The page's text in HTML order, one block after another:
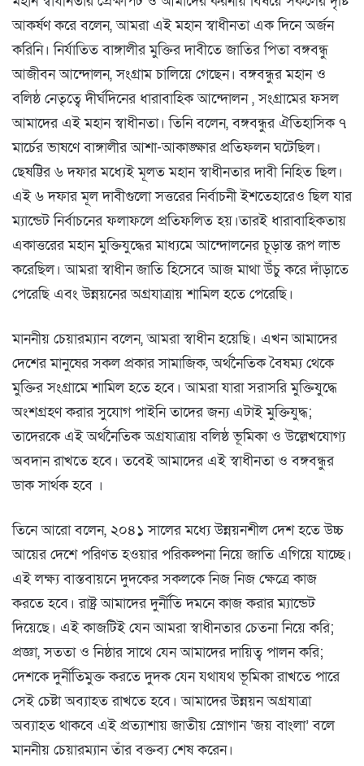
আকর্ষণ করে বলেন, আমরা এই মহান স্বাধীনতা এক দিনে অর্জন
করিনি। নির্যাতিত বাঙ্গালীর মুক্তির দাবীতে জাতির পিতা বঙ্গবন্ধু
আজীবন আন্দোলন, সংগ্রাম চালিয়ে গেছেন। বঙ্গবন্ধুর মহান ও
বলিষ্ঠ নেতৃত্বে দীর্ঘদিনের ধারাবাহিক আন্দোলন , সংগ্রামের ফসল
আমাদের এই মহান স্বাধীনতা। তিনি বলেন, বঙ্গবন্ধুর ঐতিহাসিক ৭
মার্চের ভাষণে বাঙ্গালীর আশা-আকাঙ্ক্ষার প্রতিফলন ঘটেছিল।
ছেষট্টির ৬ দফার মধ্যেই মূলত মহান স্বাধীনতার দাবী নিহিত ছিল।
এই ৬ দফার মূল দাবীগুলো সত্তরের নির্বাচনী ইশতেহারেও ছিল যার
ম্যান্ডেট নির্বাচনের ফলাফলে প্রতিফলিত হয়।তারই ধারাবাহিকতায়
একাত্তরের মহান মুক্তিযুদ্ধের মাধ্যমে আন্দোলনের চূড়ান্ত রূপ লাভ
করেছিল। আমরা স্বাধীন জাতি হিসেবে আজ মাথা উঁচু করে দাঁড়াতে
পেরেছি এবং উন্নয়নের অগ্রযাত্রায় শামিল হতে পেরেছি।
মাননীয় চেয়ারম্যান বলেন, আমরা স্বাধীন হয়েছি। এখন আমাদের
দেশের মানুষের সকল প্রকার সামাজিক, অর্থনৈতিক বৈষম্য থেকে
মুক্তির সংগ্রামে শামিল হতে হবে। আমরা যারা সরাসরি মুক্তিযুদ্ধে
অংশগ্রহণ করার সু্যোগ পাইনি তাদের জন্য এটাই মুক্তিযুদ্ধ;
তাদেরকে এই অর্থনৈতিক অগ্রযাত্রায় বলিষ্ঠ ভূমিকা ও উল্লেখযোগ্য
অবদান রাখতে হবে। তবেই আমাদের এই স্বাধীনতা ও বঙ্গবন্ধুর
ডাক সার্থক হবে ।
তিনে আরো বলেন, ২০৪১ সালের মধ্যে উন্নয়নশীল দেশ হতে উচ্চ
আয়ের দেশে পরিণত হওয়ার পরিকল্পনা নিয়ে জাতি এগিয়ে যাচ্ছে।
এই লক্ষ্য বাস্তবায়নে দুদকের সকলকে নিজ নিজ ক্ষেত্রে কাজ
করতে হবে। রাষ্ট্র আমাদের দুর্নীতি দমনে কাজ করার ম্যান্ডেট
দিয়েছে। এই কাজটিই যেন আমরা স্বাধীনতার চেতনা নিয়ে করি;
প্রজ্ঞা, সততা ও নিষ্ঠার সাথে যেন আমাদের দায়িত্ব পালন করি;
দেশকে দুর্নীতিমুক্ত করতে দুদক যেন যথাযথ ভূমিকা রাখতে পারে
সেই চেষ্টা অব্যাহত রাখতে হবে। আমাদের উন্নয়ন অগ্রযাত্রা
অব্যাহত থাকবে এই প্রত্যাশায় জাতীয় স্লোগান ‘জয় বাংলা’ বলে
মাননীয় চেয়ারম্যান তাঁর বক্তব্য শেষ করেন।